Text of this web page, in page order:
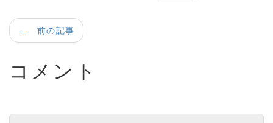
← 前の記事
コメント